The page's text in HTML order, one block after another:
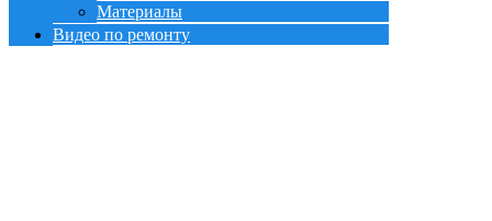
Материалы
Видео по ремонту